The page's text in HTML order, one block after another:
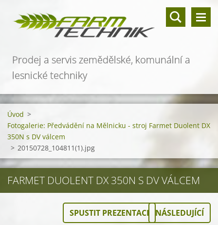
Prodej a servis zemědělské, komunální a
lesnické techniky
Úvod >
Fotogalerie: Předvádění na Mělnicku - stroj Farmet Duolent DX
350N s DV válcem
> 20150728_104811(1).jpg
FARMET DUOLENT DX 350N S DV VÁLCEM
SPUSTIT PREZENTACI NÁSLEDUJÍCÍ